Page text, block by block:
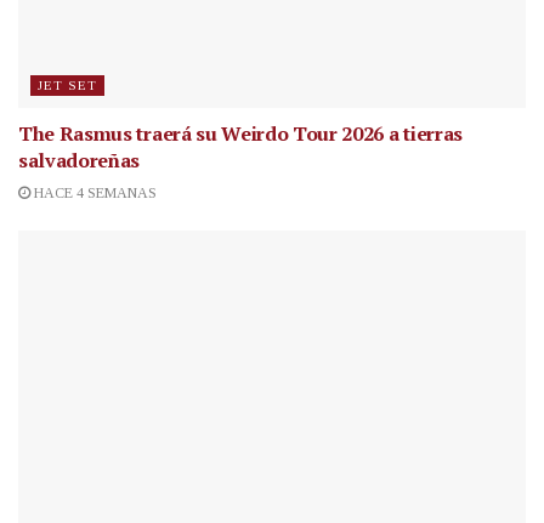
JET SET
The Rasmus traerá su Weirdo Tour 2026 a tierras
salvadoreñas
HACE 4 SEMANAS